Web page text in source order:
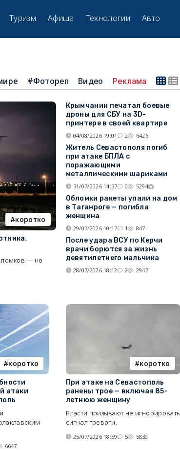
Туризм Афиша Технологии Авто
#Фотореп Видео Реклама
коротко
— но
Крымчанин печатал боевые
дроны для СБУ на 3D-
принтере в своей квартире
04/08/2026 19:01 2 6426
Житель Севастополя погиб
при атаке БПЛА с
поражающими
металлическими шариками
31/07/2026 14:37 0 5294
Обломки ракеты упали на дом
в Таганроге — погибла
женщина
29/07/2026 10:17 1 847
После удара ВСУ по Керчи
врачи борются за жизнь
девятилетнего мальчика
28/07/2026 18:12 2 2947
коротко
атаки
6647
коротко
При атаке на Севастополь
ранены трое — включая 85-
летнюю женщину
Власти призывают не игнорировать
сигнал тревоги.
25/07/2026 18:59 5 5839